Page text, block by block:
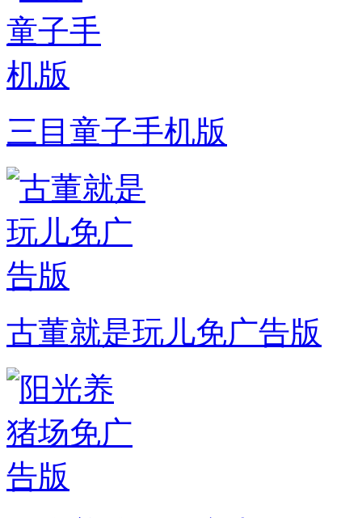
三目童子手机版
古董就是玩儿免广告版